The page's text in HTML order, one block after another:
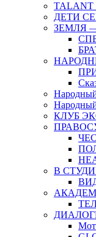
TALANT
ДЕТИ
ЗЕМЛЯ
КЛУБ
В